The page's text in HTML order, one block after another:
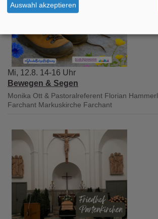
Mi, 12.8. 14-16 Uhr
Bewegen & Segen
Monika Ott & Pastoralreferent Florian Hammerl
Farchant Markuskirche Farchant
Auswahl akzeptieren